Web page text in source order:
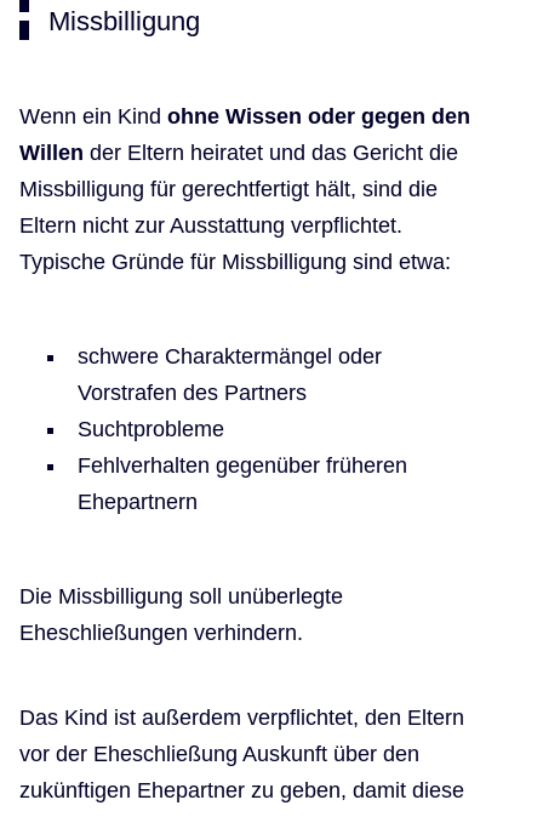
Missbilligung
Wenn ein Kind ohne Wissen oder gegen den
Willen der Eltern heiratet und das Gericht die
Missbilligung für gerechtfertigt hält, sind die
Eltern nicht zur Ausstattung verpflichtet.
Typische Gründe für Missbilligung sind etwa:
schwere Charaktermängel oder
Vorstrafen des Partners
Suchtprobleme
Fehlverhalten gegenüber früheren
Ehepartnern
Die Missbilligung soll unüberlegte
Eheschließungen verhindern.
Das Kind ist außerdem verpflichtet, den Eltern
vor der Eheschließung Auskunft über den
zukünftigen Ehepartner zu geben, damit diese